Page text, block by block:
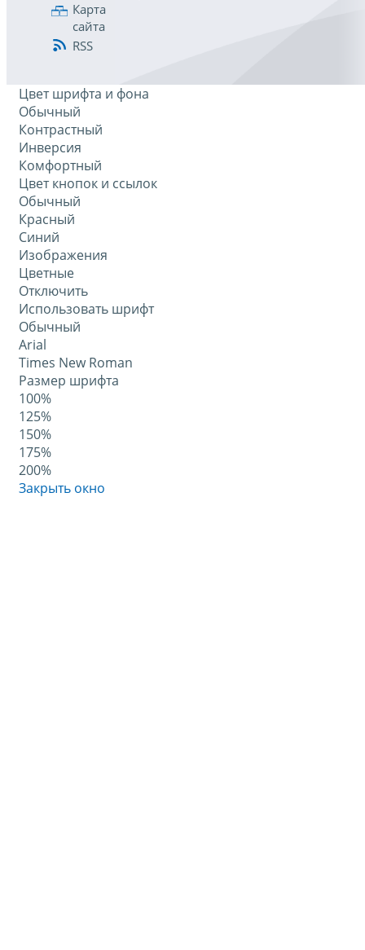
Карта
сайта
RSS
Цвет шрифта и фона
Обычный
Контрастный
Инверсия
Комфортный
Цвет кнопок и ссылок
Обычный
Красный
Синий
Изображения
Цветные
Отключить
Использовать шрифт
Обычный
Arial
Times New Roman
Размер шрифта
100%
125%
150%
175%
200%
Закрыть окно